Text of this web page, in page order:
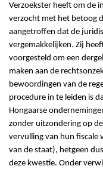
Verzoekster heeft om de
verzocht met het betoog
aangetroffen dat de
vergemakkelijken. Zij
voorgesteld om een
maken aan de
bewoordingen van de
procedure in te leiden is
Hongaarse
zonder uitzondering op
vervulling van hun fiscale
van de staat), hetgeen
deze kwestie. Onder